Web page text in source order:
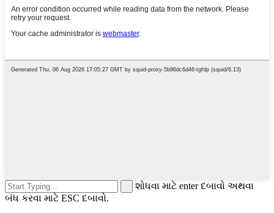
શોધવા માટે enter દબાવો અથવા
બંધ કરવા માટે ESC દબાવો.